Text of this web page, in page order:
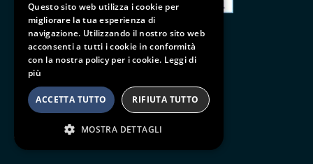
Follow us
BE SOCIAL
Questo sito web utilizza i cookie per
migliorare la tua esperienza di
navigazione. Utilizzando il nostro sito web
acconsenti a tutti i cookie in conformità
con la nostra policy per i cookie. Leggi di
più
ACCETTA TUTTO RIFIUTA TUTTO
MOSTRA DETTAGLI